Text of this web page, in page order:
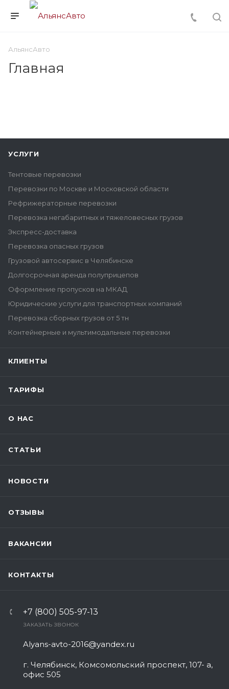
АльянсАвто
Главная
УСЛУГИ
Тентовые перевозки
Перевозки по Москве и Московской области
Рефрижераторные перевозки
Перевозка негабаритных и тяжеловесных грузов
Экспресс-доставка
Перевозка опасных грузов
Грузовой автосервис в Челябинске
Долгосрочная аренда полуприцепов
Оформление пропусков на МКАД
Юридические услуги для транспортных компаний
Перевозка сборных грузов от 5 тн
Контейнерные и мультимодальные перевозки
КЛИЕНТЫ
ТАРИФЫ
О НАС
СТАТЬИ
НОВОСТИ
ОТЗЫВЫ
ВАКАНСИИ
КОНТАКТЫ
+7 (800) 505-97-13
ЗАКАЗАТЬ ЗВОНОК
Alyans-avto-2016@yandex.ru
г. Челябинск, Комсомольский проспект, 107- а,
офис 505